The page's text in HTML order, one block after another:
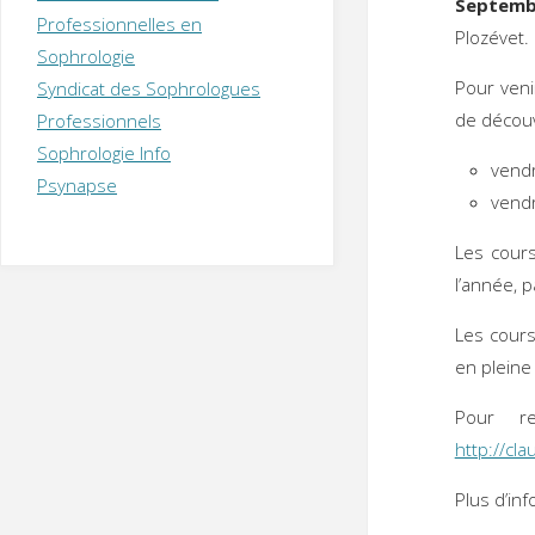
Plozévet.
Pour
de
Les
l’année,
Les
en pleine
Pour
http://
Plus
Professionnelles en
Sophrologie
Syndicat des Sophrologues
Professionnels
Sophrologie Info
Psynapse